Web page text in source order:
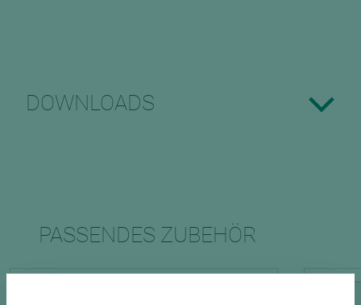
DOWNLOADS
PASSENDES ZUBEHÖR